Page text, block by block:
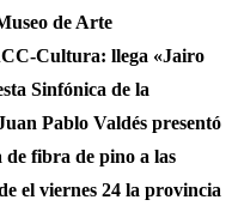
de Arte
Cultura: llega «Jairo
Sinfónica de la
Pablo Valdés presentó
de fibra de pino a las
el viernes 24 la provincia